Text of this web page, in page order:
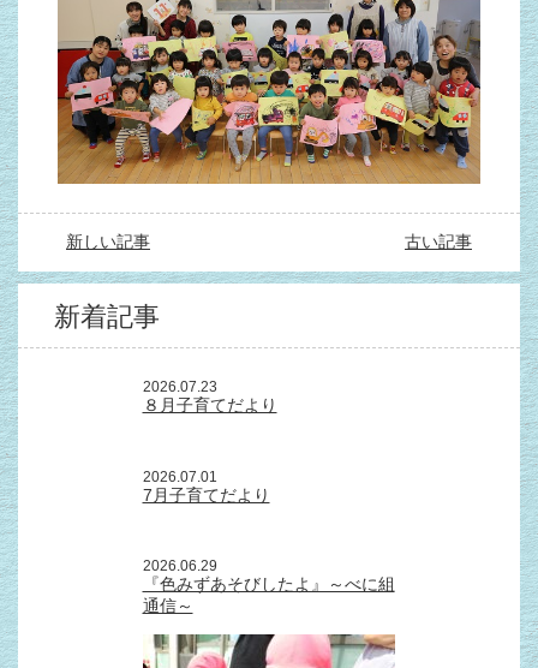
新しい記事 古い記事
新着記事
2026.07.23
８月子育てだより
2026.07.01
7月子育てだより
2026.06.29
『色みずあそびしたよ』～べに組
通信～